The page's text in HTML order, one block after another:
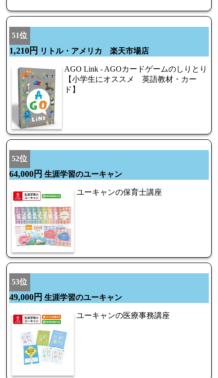
51位
1,210円 リトル・アメリカ 楽天市場店
AGO Link - AGOカードゲームのしりとり
【小学生にオススメ 英語教材・カー
ド】
52位
64,000円 生涯学習のユーキャン
ユーキャンの保育士講座
53位
49,000円 生涯学習のユーキャン
ユーキャンの医療事務講座